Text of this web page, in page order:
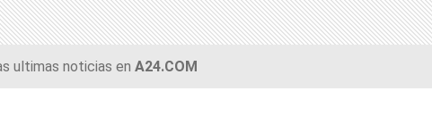
ultimas noticias en A24.COM